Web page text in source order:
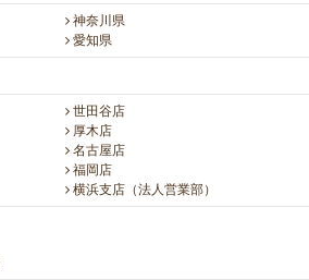
神奈川県
愛知県
世田谷店
厚木店
名古屋店
福岡店
横浜支店（法人営業部）